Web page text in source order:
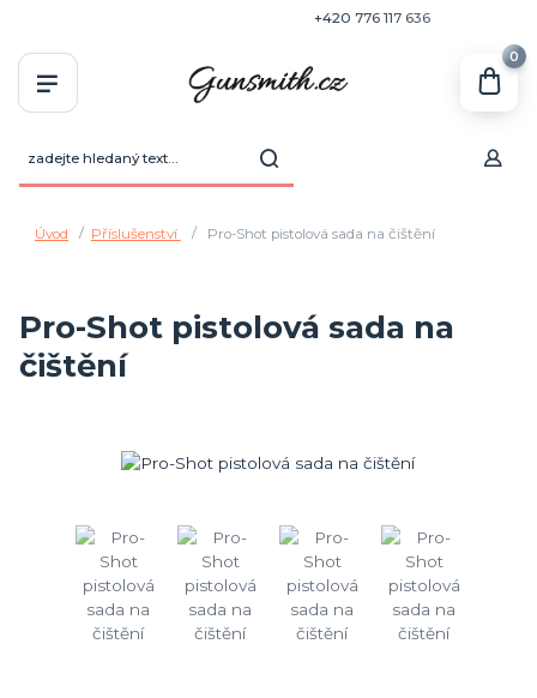
+420 776 117 636
0
Úvod Příslušenství Pro-Shot pistolová sada na čištění
Pro-Shot pistolová sada na
čištění